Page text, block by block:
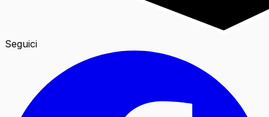
Seguici